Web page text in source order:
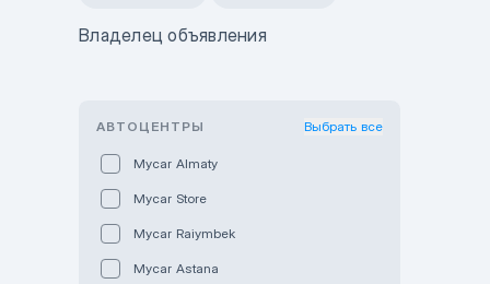
Владелец объявления
АВТОЦЕНТРЫ Выбрать все
Mycar Almaty
Mycar Store
Mycar Raiymbek
Mycar Astana